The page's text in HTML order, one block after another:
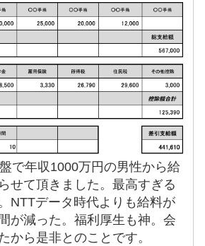
で年収1000万円の男性から給
せて頂きました。最高すぎる
NTTデータ時代よりも給料が
が減った。福利厚生も神。会
から是非とのことです。